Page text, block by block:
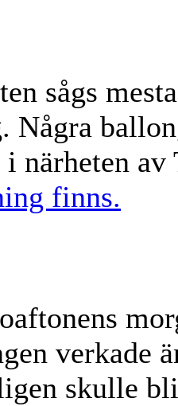
sågs
Några
i närheten
finns.
verkade
skulle